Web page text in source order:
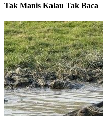
Tak Manis Kalau Tak Baca